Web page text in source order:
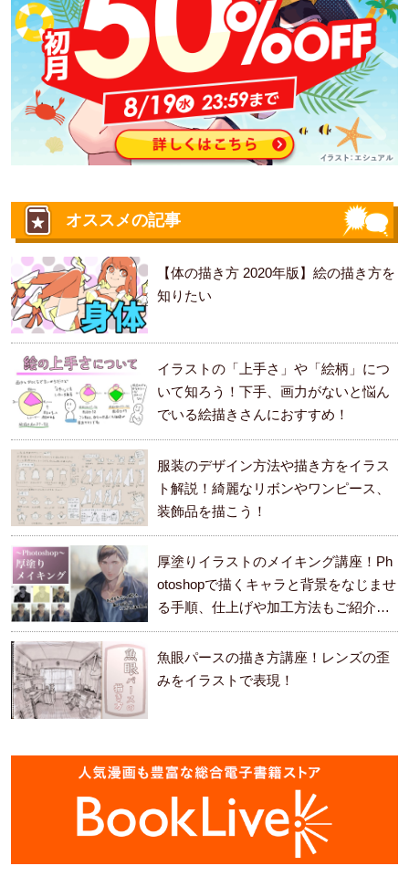
オススメの記事
【体の描き方 2020年版】絵の描き方を
知りたい
イラストの「上手さ」や「絵柄」につ
いて知ろう！下手、画力がないと悩ん
でいる絵描きさんにおすすめ！
服装のデザイン方法や描き方をイラス
ト解説！綺麗なリボンやワンピース、
装飾品を描こう！
厚塗りイラストのメイキング講座！Ph
otoshopで描くキャラと背景をなじませ
る手順、仕上げや加工方法もご紹介し
ます。
魚眼パースの描き方講座！レンズの歪
みをイラストで表現！